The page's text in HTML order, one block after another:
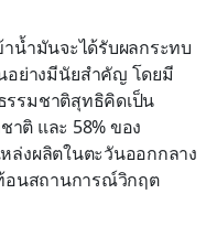
น้ำมันจะได้รับผลกระทบ
อย่างมีนัยสำคัญ โดยมี
รรมชาติสุทธิคิดเป็น
าติ และ 58% ของ
ล่งผลิตในตะวันออกกลาง
อนสถานการณ์วิกฤต